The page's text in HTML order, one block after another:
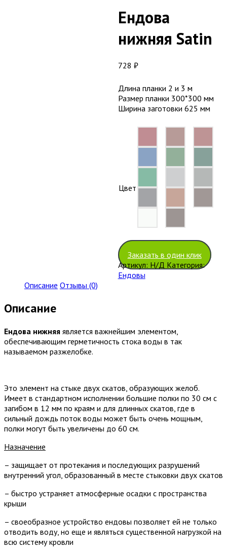
Ендова
нижняя Satin
728 ₽
Длина планки 2 и 3 м
Размер планки 300*300 мм
Ширина заготовки 625 мм
Цвет
Очистить
Заказать в один клик
Артикул: Н/Д Категория:
Ендовы
Описание Отзывы (0)
Описание
Ендова нижняя является важнейшим элементом,
обеспечивающим герметичность стока воды в так
называемом разжелобке.
Это элемент на стыке двух скатов, образующих желоб.
Имеет в стандартном исполнении большие полки по 30 см с
загибом в 12 мм по краям и для длинных скатов, где в
сильный дождь поток воды может быть очень мощным,
полки могут быть увеличены до 60 см.
Назначение
– защищает от протекания и последующих разрушений
внутренний угол, образованный в месте стыковки двух скатов
– быстро устраняет атмосферные осадки с пространства
крыши
– своеобразное устройство ендовы позволяет ей не только
отводить воду, но еще и являться существенной нагрузкой на
всю систему кровли